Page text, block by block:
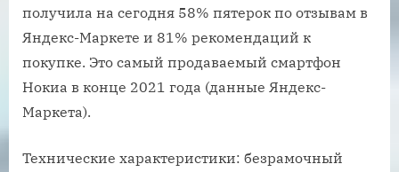
получила на сегодня 58% пятерок по отзывам в
Яндекс-Маркете и 81% рекомендаций к
покупке. Это самый продаваемый смартфон
Нокиа в конце 2021 года (данные Яндекс-
Маркета).
Технические характеристики: безрамочный